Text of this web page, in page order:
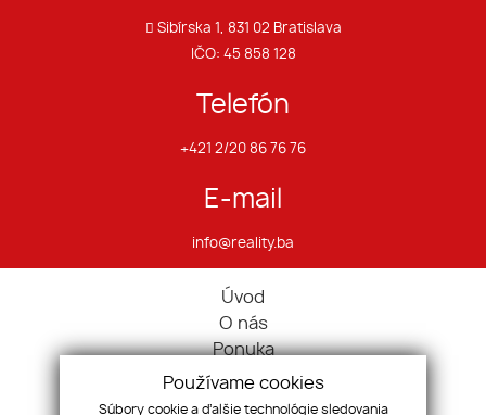
Sibírska 1, 831 02 Bratislava
IČO: 45 858 128
Telefón
+421 2/20 86 76 76
E-mail
info@reality.ba
Úvod
O nás
Ponuka
Pravidlá cookies
Ponúknite nám
Používame cookies
Súbory cookie a ďalšie technológie sledovania